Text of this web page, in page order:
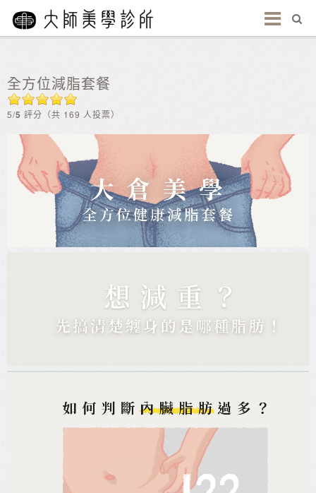
全方位減脂套餐
5/5 評分（共 169 人投票）